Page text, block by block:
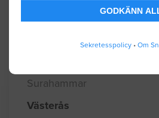
GODKÄNN
Sekretesspolicy • Om
Surahammar
Västerås